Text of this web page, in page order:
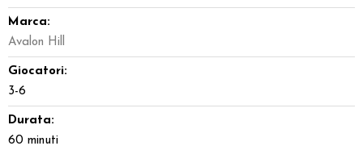
Marca:
Avalon Hill
Giocatori:
3-6
Durata:
60 minuti